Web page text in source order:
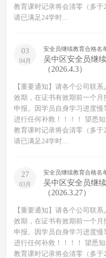
教育课时记录将会清零（多
请已满足24学时...
03
04月
安全员继续教育合格名
吴中区安全员继
（2026.4.3）
【重要通知】请各个公司联
效期，在证书有效期前一个
申报。因学员自身学习进度
进行任何补救！！！！ 望悉
教育课时记录将会清零（多
请已满足24学时...
27
03月
安全员继续教育合格名
吴中区安全员继
（2026.3.27）
【重要通知】请各个公司联
效期，在证书有效期前一个
申报。因学员自身学习进度
进行任何补救！！！！ 望悉
教育课时记录将会清零（多